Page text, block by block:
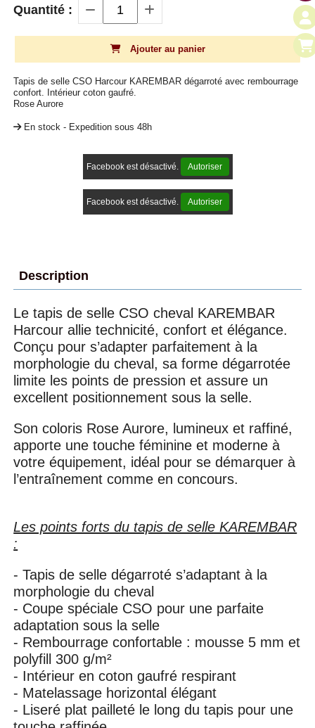
Quantité :
Ajouter au panier
Tapis de selle CSO Harcour KAREMBAR dégarroté avec rembourrage
confort. Intérieur coton gaufré.
Rose Aurore
En stock - Expedition sous 48h
Facebook est désactivé. Autoriser
Facebook est désactivé. Autoriser
Description
Le tapis de selle CSO cheval KAREMBAR
Harcour allie technicité, confort et élégance.
Conçu pour s’adapter parfaitement à la
morphologie du cheval, sa forme dégarrotée
limite les points de pression et assure un
excellent positionnement sous la selle.
Son coloris Rose Aurore, lumineux et raffiné,
apporte une touche féminine et moderne à
votre équipement, idéal pour se démarquer à
l’entraînement comme en concours.
Les points forts du tapis de selle KAREMBAR
:
- Tapis de selle dégarroté s’adaptant à la
morphologie du cheval
- Coupe spéciale CSO pour une parfaite
adaptation sous la selle
- Rembourrage confortable : mousse 5 mm et
polyfill 300 g/m²
- Intérieur en coton gaufré respirant
- Matelassage horizontal élégant
- Liseré plat pailleté le long du tapis pour une